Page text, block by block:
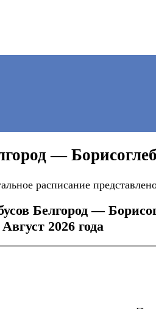
—
расписание
Белгород —
2026 года